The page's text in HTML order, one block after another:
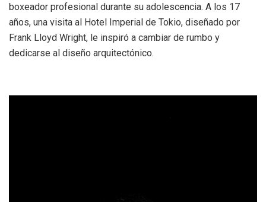
boxeador profesional durante su adolescencia. A los 17
años, una visita al Hotel Imperial de Tokio, diseñado por
Frank Lloyd Wright, le inspiró a cambiar de rumbo y
dedicarse al diseño arquitectónico.